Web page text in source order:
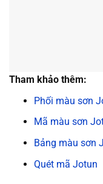
Tham khảo thêm:
Phối màu sơn
Mã màu sơn
Bảng màu sơn
Quét mã Jotun